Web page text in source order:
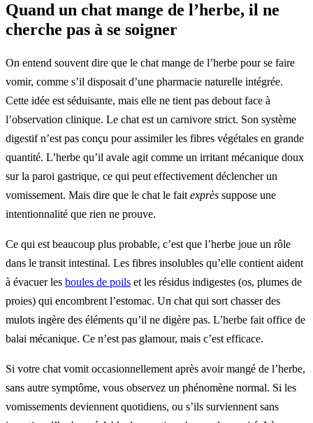
Quand un chat mange de l’herbe, il ne
cherche pas à se soigner
On entend souvent dire que le chat mange de l’herbe pour se faire
vomir, comme s’il disposait d’une pharmacie naturelle intégrée.
Cette idée est séduisante, mais elle ne tient pas debout face à
l’observation clinique. Le chat est un carnivore strict. Son système
digestif n’est pas conçu pour assimiler les fibres végétales en grande
quantité. L’herbe qu’il avale agit comme un irritant mécanique doux
sur la paroi gastrique, ce qui peut effectivement déclencher un
vomissement. Mais dire que le chat le fait exprès suppose une
intentionnalité que rien ne prouve.
Ce qui est beaucoup plus probable, c’est que l’herbe joue un rôle
dans le transit intestinal. Les fibres insolubles qu’elle contient aident
à évacuer les boules de poils et les résidus indigestes (os, plumes de
proies) qui encombrent l’estomac. Un chat qui sort chasser des
mulots ingère des éléments qu’il ne digère pas. L’herbe fait office de
balai mécanique. Ce n’est pas glamour, mais c’est efficace.
Si votre chat vomit occasionnellement après avoir mangé de l’herbe,
sans autre symptôme, vous observez un phénomène normal. Si les
vomissements deviennent quotidiens, ou s’ils surviennent sans